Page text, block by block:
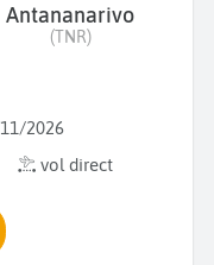
Antananarivo
(TNR)
2026
vol direct